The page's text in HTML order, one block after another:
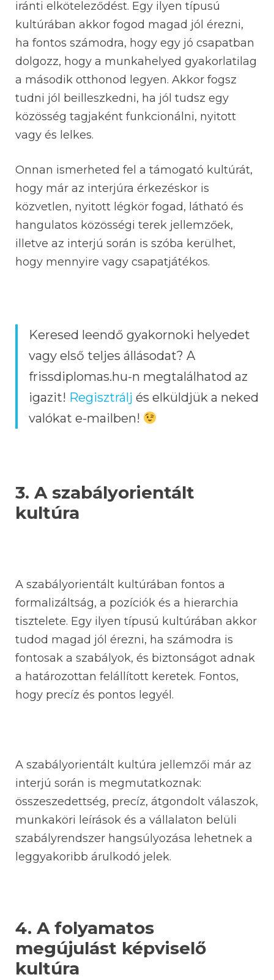
iránti elköteleződést. Egy ilyen típusú
kultúrában akkor fogod magad jól érezni,
ha fontos számodra, hogy egy jó csapatban
dolgozz, hogy a munkahelyed gyakorlatilag
a második otthonod legyen. Akkor fogsz
tudni jól beilleszkedni, ha jól tudsz egy
közösség tagjaként funkcionálni, nyitott
vagy és lelkes.
Onnan ismerheted fel a támogató kultúrát,
hogy már az interjúra érkezéskor is
közvetlen, nyitott légkör fogad, látható és
hangulatos közösségi terek jellemzőek,
illetve az interjú során is szóba kerülhet,
hogy mennyire vagy csapatjátékos.
Keresed leendő gyakornoki helyedet
vagy első teljes állásodat? A
frissdiplomas.hu-n megtalálhatod az
igazit! Regisztrálj és elküldjük a neked
valókat e-mailben!
3. A szabályorientált
kultúra
A szabályorientált kultúrában fontos a
formalizáltság, a pozíciók és a hierarchia
tisztelete. Egy ilyen típusú kultúrában akkor
tudod magad jól érezni, ha számodra is
fontosak a szabályok, és biztonságot adnak
a határozottan felállított keretek. Fontos,
hogy precíz és pontos legyél.
A szabályorientált kultúra jellemzői már az
interjú során is megmutatkoznak:
összeszedettség, precíz, átgondolt válaszok,
munkaköri leírások és a vállalaton belüli
szabályrendszer hangsúlyozása lehetnek a
leggyakoribb árulkodó jelek.
4. A folyamatos
megújulást képviselő
kultúra